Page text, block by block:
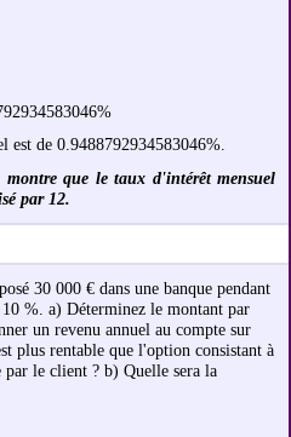
est de 0.9488792934583046%.
que le taux d'intérêt mensuel
par 12.
30 000 € dans une banque pendant
%. a) Déterminez le montant par
un revenu annuel au compte sur
plus rentable que l'option consistant à
par le client ? b) Quelle sera la